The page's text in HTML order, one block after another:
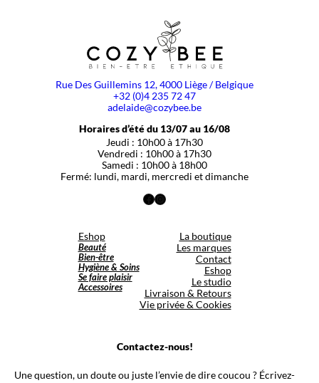
Rue Des Guillemins 12, 4000 Liège / Belgique
+32 (0)4 235 72 47
adelaide@cozybee.be
Horaires d’été du 13/07 au 16/08
Jeudi : 10h00 à 17h30
Vendredi : 10h00 à 17h30
Samedi : 10h00 à 18h00
Fermé: lundi, mardi, mercredi et dimanche
Facebook
Instagram
Eshop
Beauté
Bien-être
Hygiène & Soins
Se faire plaisir
Accessoires
La boutique
Les marques
Contact
Eshop
Le studio
Livraison & Retours
Vie privée & Cookies
Contactez-nous!
Une question, un doute ou juste l’envie de dire coucou ? Écrivez-